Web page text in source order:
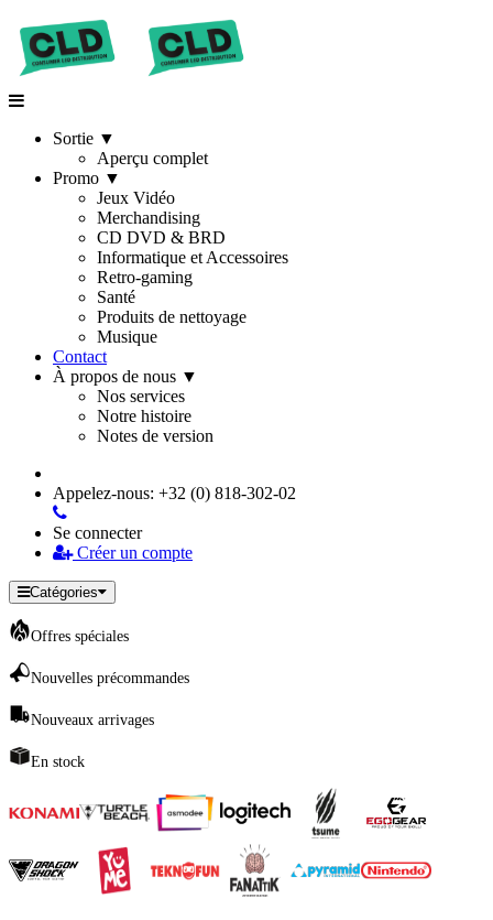
Sortie ▼
Aperçu complet
Promo ▼
Jeux Vidéo
Merchandising
CD DVD & BRD
Informatique et Accessoires
Retro-gaming
Santé
Produits de nettoyage
Musique
Contact
À propos de nous ▼
Nos services
Notre histoire
Notes de version
Appelez-nous: +32 (0) 818-302-02
Se connecter
Créer un compte
Catégories
Offres spéciales
Nouvelles précommandes
Nouveaux arrivages
En stock